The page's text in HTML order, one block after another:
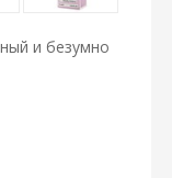
и безумно